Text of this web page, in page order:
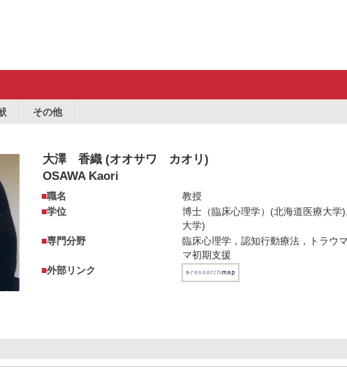
その他
大澤 香織 (オオサワ カオリ)
OSAWA Kaori
職名
教授
学位
博士（臨床心理学）(北海道医療大
大学)
専門分野
臨床心理学，認知行動療法，トラウ
マ初期支援
外部リンク